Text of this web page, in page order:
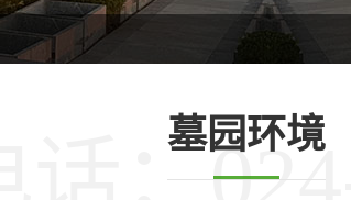
墓园环境
：024-